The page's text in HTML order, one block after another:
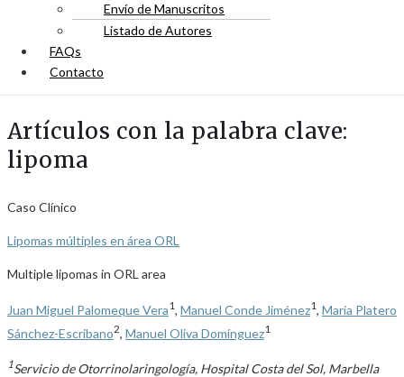
Envío de Manuscritos
Listado de Autores
FAQs
Contacto
Artículos con la palabra clave:
lipoma
Caso Clínico
Lipomas múltiples en área ORL
Multiple lipomas in ORL area
Juan Miguel Palomeque Vera1, Manuel Conde Jiménez1, María Platero
Sánchez-Escribano2 Manuel Oliva Domínguez1
1Servicio de Otorrinolaringología, Hospital Costa del Sol, Marbella